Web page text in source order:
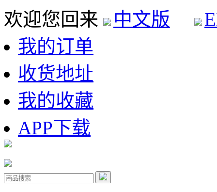
欢迎您回来 中文版
我的订单
收货地址
我的收藏
APP下载